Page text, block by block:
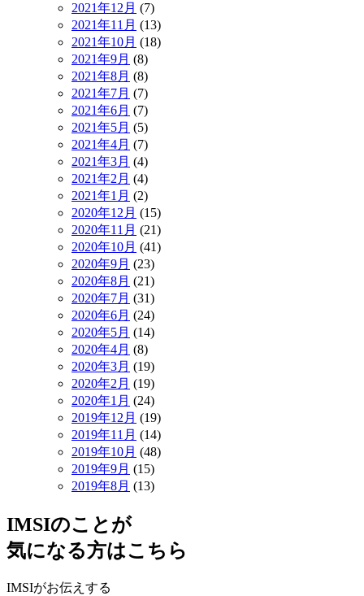
2021年12月 (7)
2021年11月 (13)
2021年10月 (18)
2021年9月 (8)
2021年8月 (8)
2021年7月 (7)
2021年6月 (7)
2021年5月 (5)
2021年4月 (7)
2021年3月 (4)
2021年2月 (4)
2021年1月 (2)
2020年12月 (15)
2020年11月 (21)
2020年10月 (41)
2020年9月 (23)
2020年8月 (21)
2020年7月 (31)
2020年6月 (24)
2020年5月 (14)
2020年4月 (8)
2020年3月 (19)
2020年2月 (19)
2020年1月 (24)
2019年12月 (19)
2019年11月 (14)
2019年10月 (48)
2019年9月 (15)
2019年8月 (13)
IMSIのことが
気になる方はこちら
IMSIがお伝えする